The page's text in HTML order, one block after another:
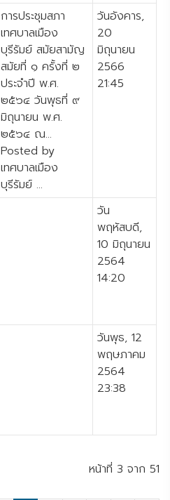
การประชุมสภา
เทศบาลเมือง
บุรีรัมย์ สมัยสามัญ
สมัยที่ ๑ ครั้งที่ ๒
ประจำปี พ.ศ.
๒๕๖๔ วันพุธที่ ๙
มิถุนายน พ.ศ.
๒๕๖๔ ณ...
Posted by
เทศบาลเมือง
บุรีรัมย์ ...
วันอังคาร,
20
มิถุนายน
2566
21:45
วัน
พฤหัสบดี,
10 มิถุนายน
2564
14:20
วันพุธ, 12
พฤษภาคม
2564
23:38
หน้าที่ 3 จาก 51